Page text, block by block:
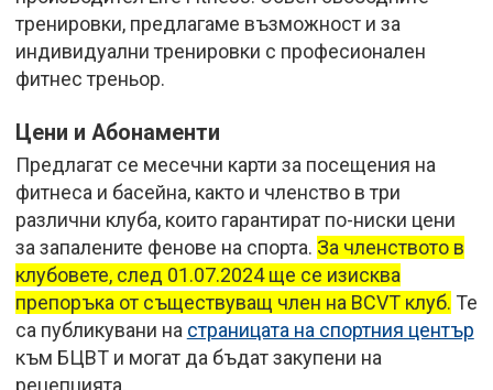
тренировки, предлагаме възможност и за
индивидуални тренировки с професионален
фитнес треньор.
Цени и Абонаменти
Предлагат се месечни карти за посещения на
фитнеса и басейна, както и членство в три
различни клуба, които гарантират по-ниски цени
за запалените фенове на спорта. За членството в
клубовете, след 01.07.2024 ще се изисква
препоръка от съществуващ член на BCVT клуб. Те
са публикувани на страницата на спортния център
към БЦВТ и могат да бъдат закупени на
рецепцията.